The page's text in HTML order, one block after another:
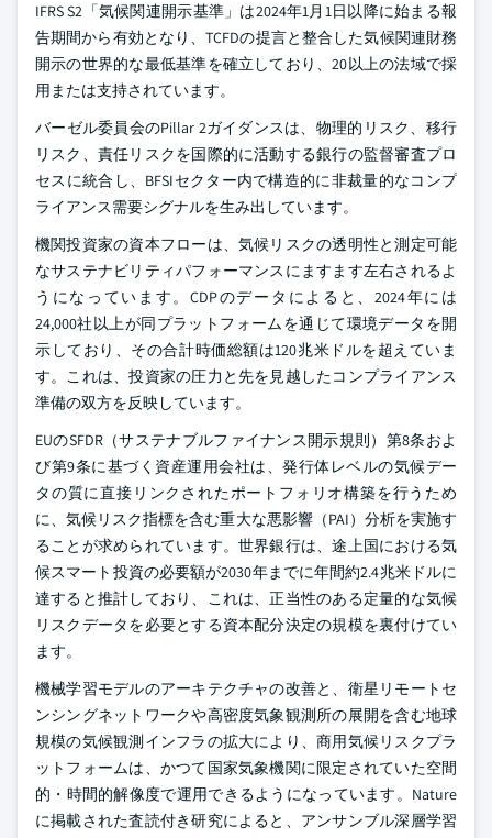
IFRS S2「気候関連開示基準」は2024年1月1日以降に始まる報
告期間から有効となり、TCFDの提言と整合した気候関連財務
開示の世界的な最低基準を確立しており、20以上の法域で採
用または支持されています。
バーゼル委員会のPillar 2ガイダンスは、物理的リスク、移行
リスク、責任リスクを国際的に活動する銀行の監督審査プロ
セスに統合し、BFSIセクター内で構造的に非裁量的なコンプ
ライアンス需要シグナルを生み出しています。
機関投資家の資本フローは、気候リスクの透明性と測定可能
なサステナビリティパフォーマンスにますます左右されるよ
うになっています。CDPのデータによると、2024年には
24,000社以上が同プラットフォームを通じて環境データを開
示しており、その合計時価総額は120兆米ドルを超えていま
す。これは、投資家の圧力と先を見越したコンプライアンス
準備の双方を反映しています。
EUのSFDR（サステナブルファイナンス開示規則）第8条およ
び第9条に基づく資産運用会社は、発行体レベルの気候デー
タの質に直接リンクされたポートフォリオ構築を行うため
に、気候リスク指標を含む重大な悪影響（PAI）分析を実施す
ることが求められています。世界銀行は、途上国における気
候スマート投資の必要額が2030年までに年間約2.4兆米ドルに
達すると推計しており、これは、正当性のある定量的な気候
リスクデータを必要とする資本配分決定の規模を裏付けてい
ます。
機械学習モデルのアーキテクチャの改善と、衛星リモートセ
ンシングネットワークや高密度気象観測所の展開を含む地球
規模の気候観測インフラの拡大により、商用気候リスクプラ
ットフォームは、かつて国家気象機関に限定されていた空間
的・時間的解像度で運用できるようになっています。Nature
に掲載された査読付き研究によると、アンサンブル深層学習